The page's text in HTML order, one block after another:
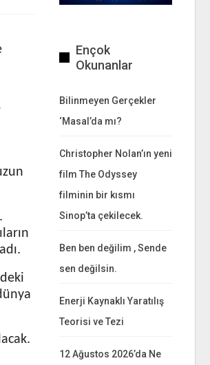
Ençok
Okunanlar
Bilinmeyen Gerçekler
‘Masal’da mı?
Christopher Nolan’ın yeni
film The Odyssey
filminin bir kısmı
Sinop’ta çekilecek.
Ben ben değilim , Sende
sen değilsin.
Enerji Kaynaklı Yaratılış
Teorisi ve Tezi
12 Ağustos 2026’da Ne